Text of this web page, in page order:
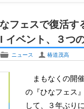
フェスで復活す
イベント、３つ
F ニュース U 椿道茂高
まもなくの開催が迫っている2022年
の『ひなフェス
して、３年ぶり